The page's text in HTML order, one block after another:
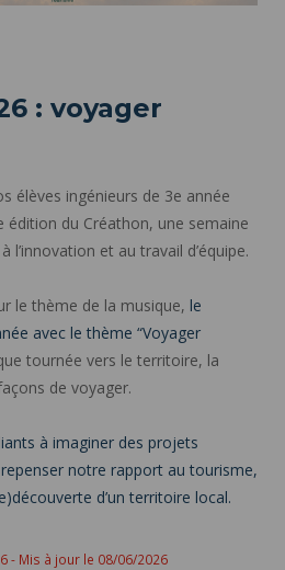
: voyager
élèves ingénieurs de 3e année
édition du Créathon, une semaine
l’innovation et au travail d’équipe.
le thème de la musique, le
avec le thème “Voyager
tournée vers le territoire, la
de voyager.
à imaginer des projets
notre rapport au tourisme,
d’un territoire local.
- Mis à jour le 08/06/2026